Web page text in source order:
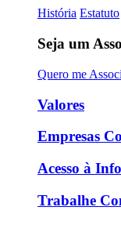
História Estatuto
Seja um
Quero me
Valores
Empresas
Acesso à
Trabalhe